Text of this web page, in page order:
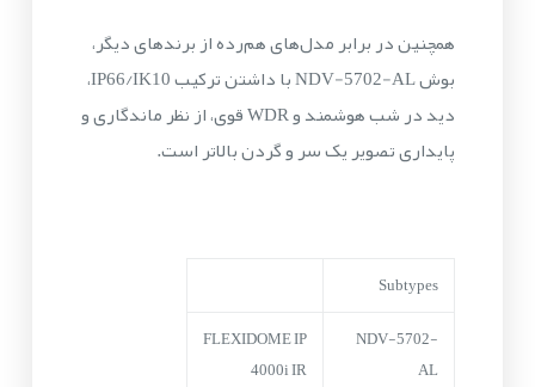
همچنین در برابر مدل‌های هم‌رده از برندهای دیگر،
بوش NDV-5702-AL با داشتن ترکیب IP66/IK10،
دید در شب هوشمند و WDR قوی، از نظر ماندگاری و
پایداری تصویر یک سر و گردن بالاتر است.
Subtypes
NDV-5702-
AL
FLEXIDOME IP
4000i IR